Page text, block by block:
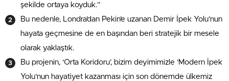
şekilde ortaya koyduk.”
Bu nedenle, Londra’dan Pekin’e uzanan Demir İpek Yolu’nun
hayata geçmesine de en başından beri stratejik bir mesele
olarak yaklaştık.
Bu projenin, ‘Orta Koridoru’, bizim deyimimizle ‘Modern İpek
Yolu’nun hayatiyet kazanması için son dönemde ülkemiz